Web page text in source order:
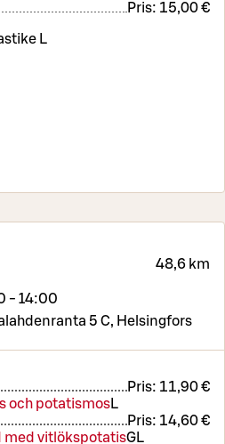
Pris: 15,00 €
L
48,6 km
- 14:00
5 C, Helsingfors
Pris: 11,90 €
och potatismosL
Pris: 14,60 €
med vitlökspotatisGL